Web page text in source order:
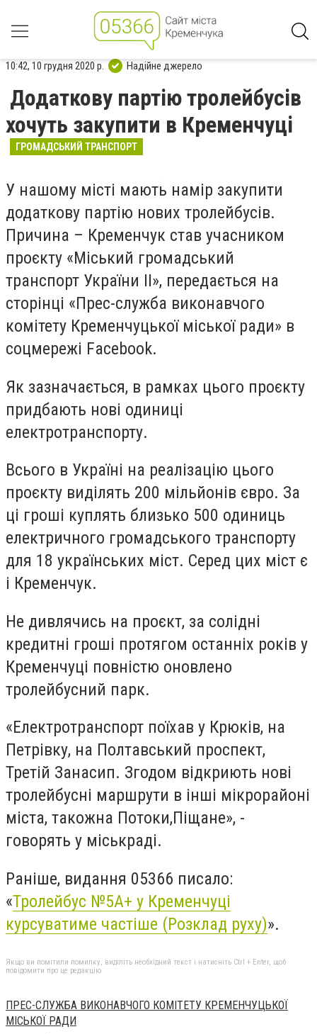
10:42, 10 грудня 2020 р. Надійне джерело
Додаткову партію тролейбусів
хочуть закупити в Кременчуці
ГРОМАДСЬКИЙ ТРАНСПОРТ
У нашому місті мають намір закупити
додаткову партію нових тролейбусів.
Причина – Кременчук став учасником
проєкту «Міський громадський
транспорт України ІІ», передається на
сторінці «Прес-служба виконавчого
комітету Кременчуцької міської ради» в
соцмережі Facebook.
Як зазначається, в рамках цього проєкту
придбають нові одиниці
електротранспорту.
Всього в Україні на реалізацію цього
проєкту виділять 200 мільйонів євро. За
ці гроші куплять близько 500 одиниць
електричного громадського транспорту
для 18 українських міст. Серед цих міст є
і Кременчук.
Не дивлячись на проєкт, за солідні
кредитні гроші протягом останніх років у
Кременчуці повністю оновлено
тролейбусний парк.
«Електротранспорт поїхав у Крюків, на
Петрівку, на Полтавський проспект,
Третій Занасип. Згодом відкриють нові
тролейбусні маршрути в інші мікрорайоні
міста, такожна Потоки,Піщане», -
говорять у міськраді.
Раніше, видання 05366 писало:
«Тролейбус №5А+ у Кременчуці
курсуватиме частіше (Розклад руху)».
Якщо ви помітили помилку, виділіть необхідний текст і натисніть Ctrl + Enter, щоб
повідомити про це редакцію
ПРЕС-СЛУЖБА ВИКОНАВЧОГО КОМІТЕТУ КРЕМЕНЧУЦЬКОЇ
МІСЬКОЇ РАДИ